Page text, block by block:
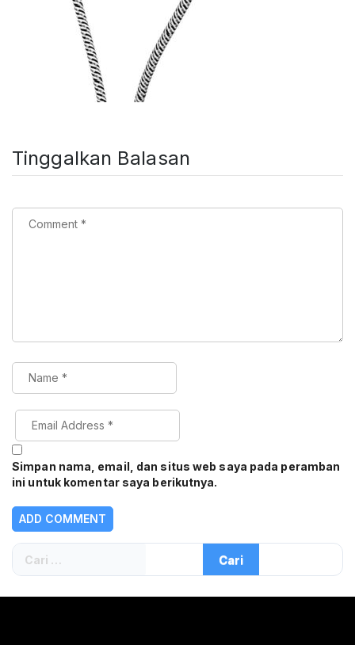
Tinggalkan Balasan
Simpan nama, email, dan situs web saya pada peramban
ini untuk komentar saya berikutnya.
Cari
untuk: